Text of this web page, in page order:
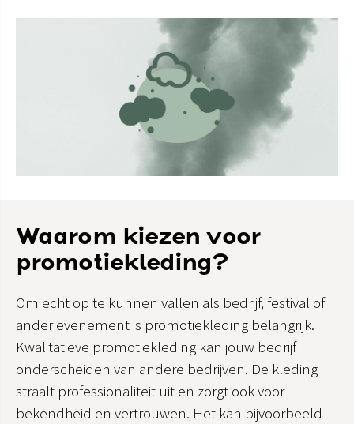
Waarom kiezen voor
promotiekleding?
Om echt op te kunnen vallen als bedrijf, festival of
ander evenement is promotiekleding belangrijk.
Kwalitatieve promotiekleding kan jouw bedrijf
onderscheiden van andere bedrijven. De kleding
straalt professionaliteit uit en zorgt ook voor
bekendheid en vertrouwen. Het kan bijvoorbeeld